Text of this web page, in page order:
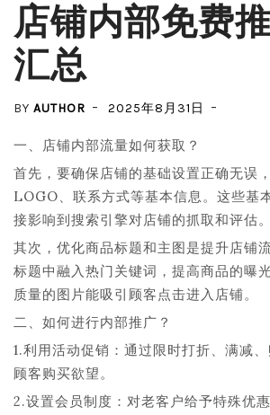
店铺内部免费
汇总
BY AUTHOR 2025年8月31日
一、店铺内部流量如何获取？
首先，要确保店铺的基础设置正确无误
LOGO、联系方式等基本信息。这些基
接影响到搜索引擎对店铺的抓取和评估。
其次，优化商品标题和主图是提升店铺
标题中融入热门关键词，提高商品的曝
质量的图片能吸引顾客点击进入店铺。
二、如何进行内部推广？
1.利用活动促销：通过限时打折、满减
顾客购买欲望。
2.设置会员制度：对老客户给予特殊优